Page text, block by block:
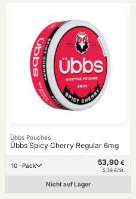
Übbs Pouches
Übbs Spicy Cherry Regular 6mg
10 -Pack 53,90 €
5,39 €/St.
Nicht auf Lager